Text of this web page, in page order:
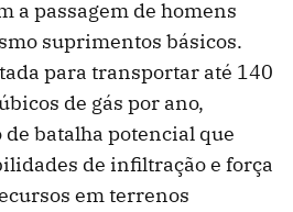
a passagem de homens
suprimentos básicos.
para transportar até 140
de gás por ano,
batalha potencial que
de infiltração e força
em terrenos